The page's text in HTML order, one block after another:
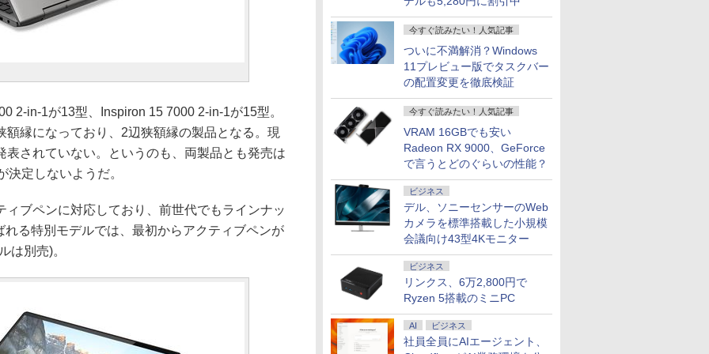
今すぐ読みたい！人気記事
ついに不満解消？Windows
11プレビュー版でタスクバー
の配置変更を徹底検証
今すぐ読みたい！人気記事
VRAM 16GBでも安い
Radeon RX 9000、GeForce
で言うとどのぐらいの性能？
ビジネス
デル、ソニーセンサーのWeb
カメラを標準搭載した小規模
会議向け43型4Kモニター
ビジネス
リンクス、6万2,800円で
Ryzen 5搭載のミニPC
AI ビジネス
社員全員にAIエージェント、
in-1が13型、Inspiron 15 7000 2-in-1が15型。
縁になっており、2辺狭額縁の製品となる。現
表されていない。というのも、両製品とも発売は
定しないようだ。
ブペンに対応しており、前世代でもラインナッ
る特別モデルでは、最初からアクティブペンが
は別売)。